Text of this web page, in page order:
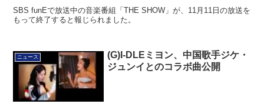
SBS funEで放送中の音楽番組「THE SHOW」が、11月11日の放送を
もって終了すると報じられました。
ニュース
(G)I-DLEミヨン、中国歌手ジケ・
ジュンイとのコラボ曲公開